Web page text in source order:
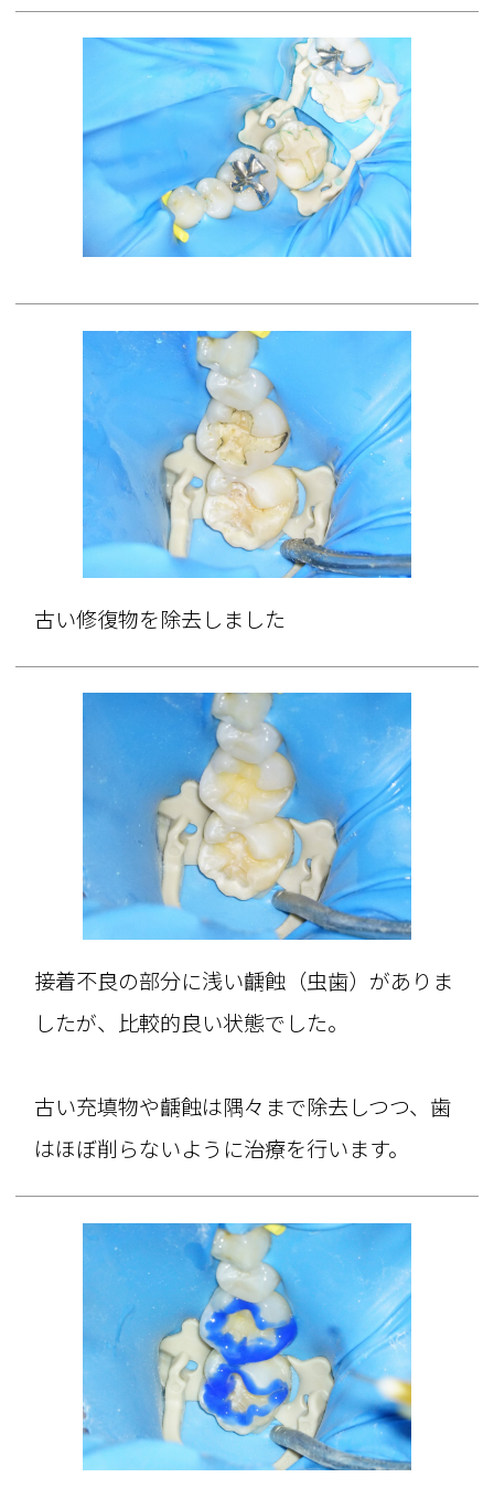
古い修復物を除去しました
接着不良の部分に浅い齲蝕（虫歯）がありま
したが、比較的良い状態でした。
古い充填物や齲蝕は隅々まで除去しつつ、歯
はほぼ削らないように治療を行います。